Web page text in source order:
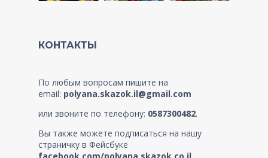
КОНТАКТЫ
По любым вопросам пишите на
email: polyana.skazok.il@gmail.com
или звоните по телефону: 0587300482.
Вы также можете подписаться на нашу
страничку в Фейсбуке